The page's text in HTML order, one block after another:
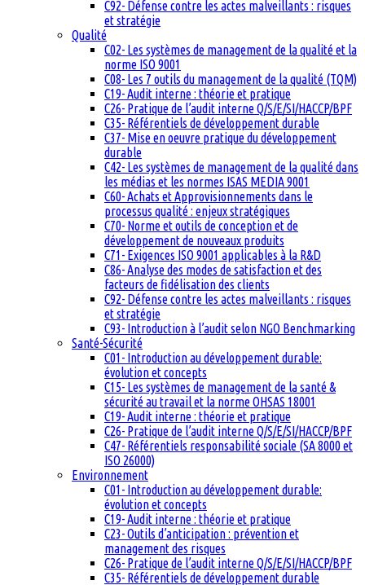
C92- Défense contre les actes malveillants : risques
et stratégie
Qualité
C02- Les systèmes de management de la qualité et la
norme ISO 9001
C08- Les 7 outils du management de la qualité (TQM)
C19- Audit interne : théorie et pratique
C26- Pratique de l’audit interne Q/S/E/SI/HACCP/BPF
C35- Référentiels de développement durable
C37- Mise en oeuvre pratique du développement
durable
C42- Les systèmes de management de la qualité dans
les médias et les normes ISAS MEDIA 9001
C60- Achats et Approvisionnements dans le
processus qualité : enjeux stratégiques
C70- Norme et outils de conception et de
développement de nouveaux produits
C71- Exigences ISO 9001 applicables à la R&D
C86- Analyse des modes de satisfaction et des
facteurs de fidélisation des clients
C92- Défense contre les actes malveillants : risques
et stratégie
C93- Introduction à l’audit selon NGO Benchmarking
Santé-Sécurité
C01- Introduction au développement durable:
évolution et concepts
C15- Les systèmes de management de la santé &
sécurité au travail et la norme OHSAS 18001
C19- Audit interne : théorie et pratique
C26- Pratique de l’audit interne Q/S/E/SI/HACCP/BPF
C47- Référentiels responsabilité sociale (SA 8000 et
ISO 26000)
Environnement
C01- Introduction au développement durable:
évolution et concepts
C19- Audit interne : théorie et pratique
C23- Outils d’anticipation : prévention et
management des risques
C26- Pratique de l’audit interne Q/S/E/SI/HACCP/BPF
C35- Référentiels de développement durable